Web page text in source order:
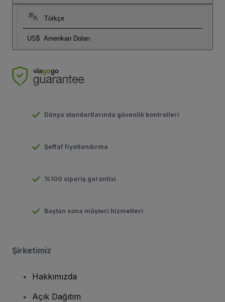
Türkçe
US$ Amerikan Doları
Dünya standartlarında güvenlik kontrolleri
Şeffaf fiyatlandırma
%100 sipariş garantisi
Baştan sona müşteri hizmetleri
Şirketimiz
Hakkımızda
Açık Dağıtım